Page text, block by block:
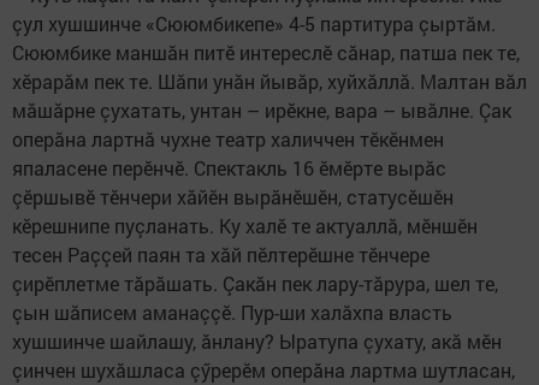
çул хушшинче «Сююмбикепе» 4-5 партитура çыртăм.
Сююмбике маншăн питӗ интереслӗ сăнар, патша пек те,
хӗрарăм пек те. Шăпи унăн йывăр, хуйхăллă. Малтан вăл
мăшăрне çухатать, унтан – ирӗкне, вара – ывăлне. Çак
оперăна лартнă чухне театр халиччен тӗкӗнмен
япаласене перӗнчӗ. Спектакль 16 ӗмӗрте вырăс
çӗршывӗ тӗнчери хăйӗн вырăнӗшӗн, статусӗшӗн
кӗрешнипе пуçланать. Ку халӗ те актуаллă, мӗншӗн
тесен Раççей паян та хăй пӗлтерӗшне тӗнчере
çирӗплетме тăрăшать. Çакăн пек лару-тăрура, шел те,
çын шăписем аманаççӗ. Пур-ши халăхпа власть
хушшинче шайлашу, ăнлану? Ыратупа çухату, акă мӗн
çинчен шухăшласа çӳрерӗм оперăна лартма шутласан,